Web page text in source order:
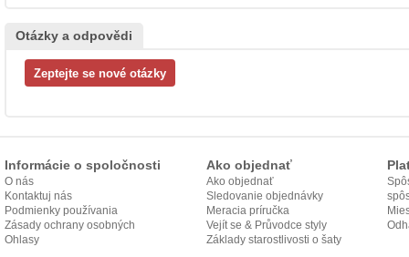
Otázky a odpovědi
Informácie o spoločnosti
O nás
Kontaktuj nás
Podmienky používania
Zásady ochrany osobných
údajov
Ohlasy
Ako objednať
Ako objednať
Sledovanie objednávky
Meracia príručka
Vejít se & Průvodce styly
Základy starostlivosti o šaty